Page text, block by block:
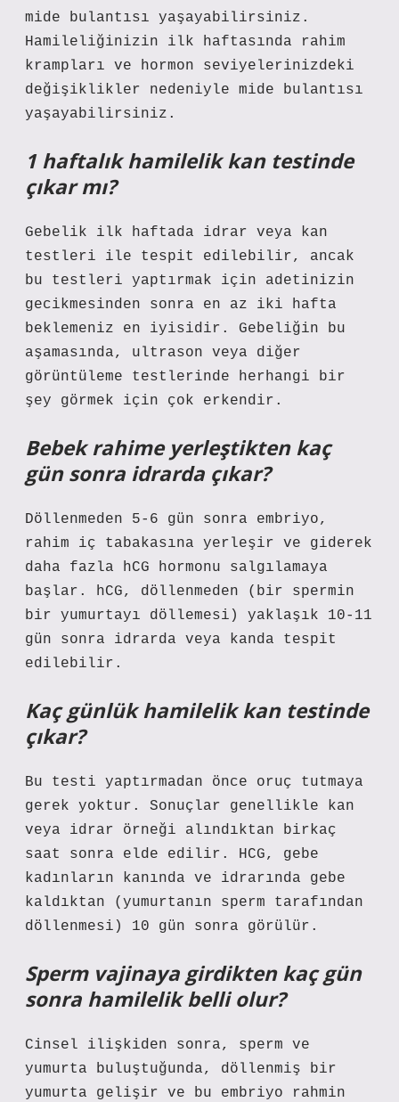
mide bulantısı yaşayabilirsiniz.
Hamileliğinizin ilk haftasında rahim
krampları ve hormon seviyelerinizdeki
değişiklikler nedeniyle mide bulantısı
yaşayabilirsiniz.
1 haftalık hamilelik kan testinde
çıkar mı?
Gebelik ilk haftada idrar veya kan
testleri ile tespit edilebilir, ancak
bu testleri yaptırmak için adetinizin
gecikmesinden sonra en az iki hafta
beklemeniz en iyisidir. Gebeliğin bu
aşamasında, ultrason veya diğer
görüntüleme testlerinde herhangi bir
şey görmek için çok erkendir.
Bebek rahime yerleştikten kaç
gün sonra idrarda çıkar?
Döllenmeden 5-6 gün sonra embriyo,
rahim iç tabakasına yerleşir ve giderek
daha fazla hCG hormonu salgılamaya
başlar. hCG, döllenmeden (bir spermin
bir yumurtayı döllemesi) yaklaşık 10-11
gün sonra idrarda veya kanda tespit
edilebilir.
Kaç günlük hamilelik kan testinde
çıkar?
Bu testi yaptırmadan önce oruç tutmaya
gerek yoktur. Sonuçlar genellikle kan
veya idrar örneği alındıktan birkaç
saat sonra elde edilir. HCG, gebe
kadınların kanında ve idrarında gebe
kaldıktan (yumurtanın sperm tarafından
döllenmesi) 10 gün sonra görülür.
Sperm vajinaya girdikten kaç gün
sonra hamilelik belli olur?
Cinsel ilişkiden sonra, sperm ve
yumurta buluştuğunda, döllenmiş bir
yumurta gelişir ve bu embriyo rahmin